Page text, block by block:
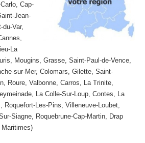
Cap-
Jean-
du-Var,
La
Mougins, Grasse, Saint-Paul-de-Vence,
sur-Mer, Colomars, Gilette, Saint-
Roure, Valbonne, Carros, La Trinite,
La Colle-Sur-Loup, Contes, La
Roquefort-Les-Pins, Villeneuve-Loubet,
Siagne, Roquebrune-Cap-Martin, Drap
Maritimes)